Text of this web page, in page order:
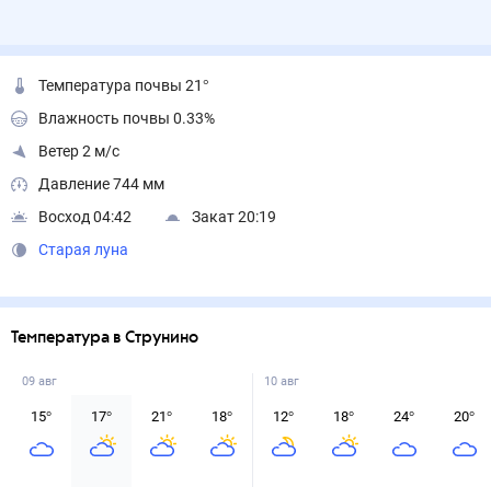
Температура почвы 21°
Влажность почвы 0.33%
Ветер 2 м/с
Давление 744 мм
Восход 04:42
Закат 20:19
Старая луна
Температура в Струнино
09 авг
15° 17° 21° 18°
10 авг
12° 18° 24° 20°